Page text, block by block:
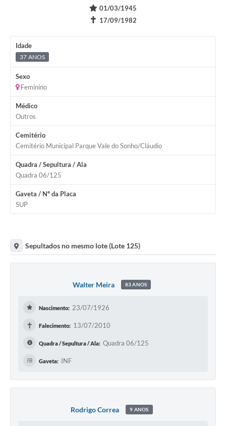
01/03/1945
✝ 17/09/1982
Idade
37 ANOS
Sexo
Feminino
Médico
Outros
Cemitério
Cemitério Municipal Parque Vale do Sonho/Cláudio
Quadra / Sepultura / Ala
Quadra 06/125
Gaveta / Nº da Placa
SUP
Sepultados no mesmo lote (Lote 125)
Walter Meira 83 ANOS
Nascimento: 23/07/1926
✝ Falecimento: 13/07/2010
Quadra / Sepultura / Ala: Quadra 06/125
Gaveta: INF
Rodrigo Correa 9 ANOS